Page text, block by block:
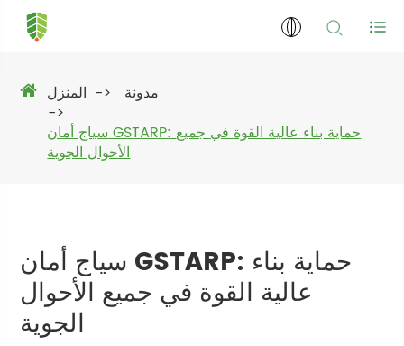
المنزل
مدونة
سياج أمان GSTARP: حماية بناء عالية القوة في جميع
الأحوال الجوية
سياج أمان GSTARP: حماية بناء
عالية القوة في جميع الأحوال
الجوية